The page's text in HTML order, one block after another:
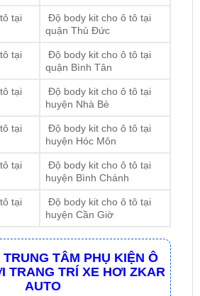
tại
Độ body kit cho ô tô tại
quận Thủ Đức
tại
Độ body kit cho ô tô tại
quận Bình Tân
tại
Độ body kit cho ô tô tại
huyện Nhà Bè
tại
Độ body kit cho ô tô tại
huyện Hóc Môn
tại
Độ body kit cho ô tô tại
huyện Bình Chánh
tại
Độ body kit cho ô tô tại
huyện Cần Giờ
TÂM PHỤ KIỆN Ô
TRANG TRÍ XE HƠI ZKAR
AUTO